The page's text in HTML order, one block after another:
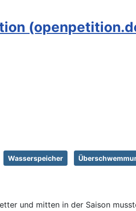
Wasserspeicher
und mitten in der Saison